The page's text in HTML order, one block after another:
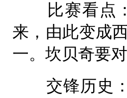
比赛看点：
来，由此变成
一。坎贝奇要
交锋历史：